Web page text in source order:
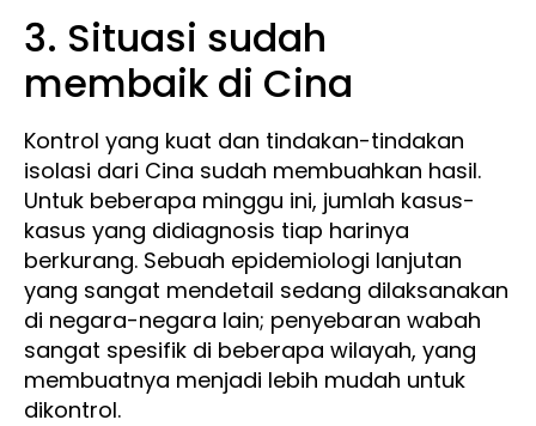
3. Situasi sudah
membaik di Cina
Kontrol yang kuat dan tindakan-tindakan
isolasi dari Cina sudah membuahkan hasil.
Untuk beberapa minggu ini, jumlah kasus-
kasus yang didiagnosis tiap harinya
berkurang. Sebuah epidemiologi lanjutan
yang sangat mendetail sedang dilaksanakan
di negara-negara lain; penyebaran wabah
sangat spesifik di beberapa wilayah, yang
membuatnya menjadi lebih mudah untuk
dikontrol.